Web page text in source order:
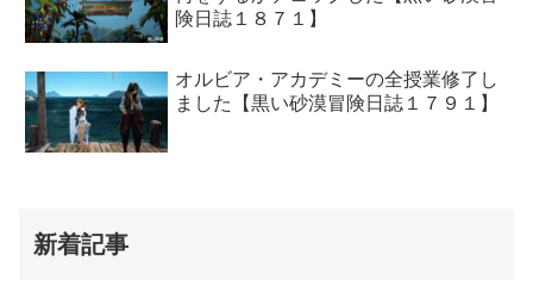
険日誌１８７１】
オルビア・アカデミーの全授業修了し
ました【黒い砂漠冒険日誌１７９１】
新着記事